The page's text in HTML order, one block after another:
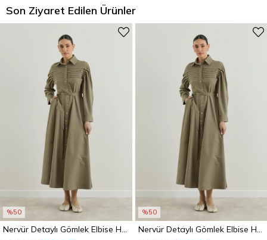
Son Ziyaret Edilen Ürünler
%50
Nervür Detaylı Gömlek Elbise Haki
%50
Nervür Detaylı Gömlek Elbise Haki